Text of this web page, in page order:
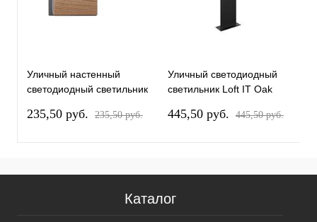
Уличный настенный
светодиодный светильник
235,50 pуб. 235,50 pуб.
Уличный светодиодный
светильник Loft IT Oak
445,50 pуб. 445,50 pуб.
Каталог